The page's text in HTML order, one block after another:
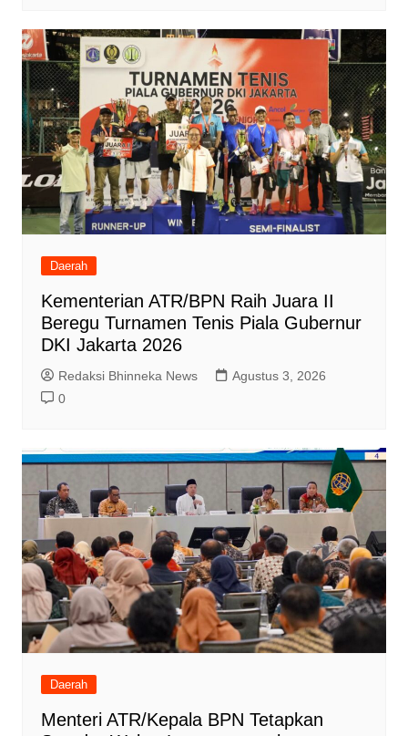
Daerah
Kementerian ATR/BPN Raih Juara II
Beregu Turnamen Tenis Piala Gubernur
DKI Jakarta 2026
Redaksi Bhinneka News
Agustus 3, 2026
0
Daerah
Menteri ATR/Kepala BPN Tetapkan